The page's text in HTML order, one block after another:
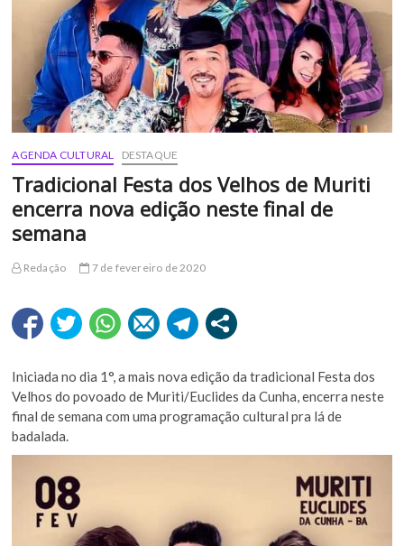
AGENDA CULTURAL DESTAQUE
Tradicional Festa dos Velhos de Muriti
encerra nova edição neste final de
semana
Redação 7 de fevereiro de 2020
Iniciada no dia 1°, a mais nova edição da tradicional Festa dos
Velhos do povoado de Muriti/Euclides da Cunha, encerra neste
final de semana com uma programação cultural pra lá de
badalada.